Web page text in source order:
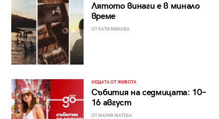
Лятото винаги е в минало
време
ОТ КАТИ МИКОВА
НЕЩАТА ОТ ЖИВОТА
Събития на седмицата: 10–
16 август
ОТ МАРИЯ МАТЕВА